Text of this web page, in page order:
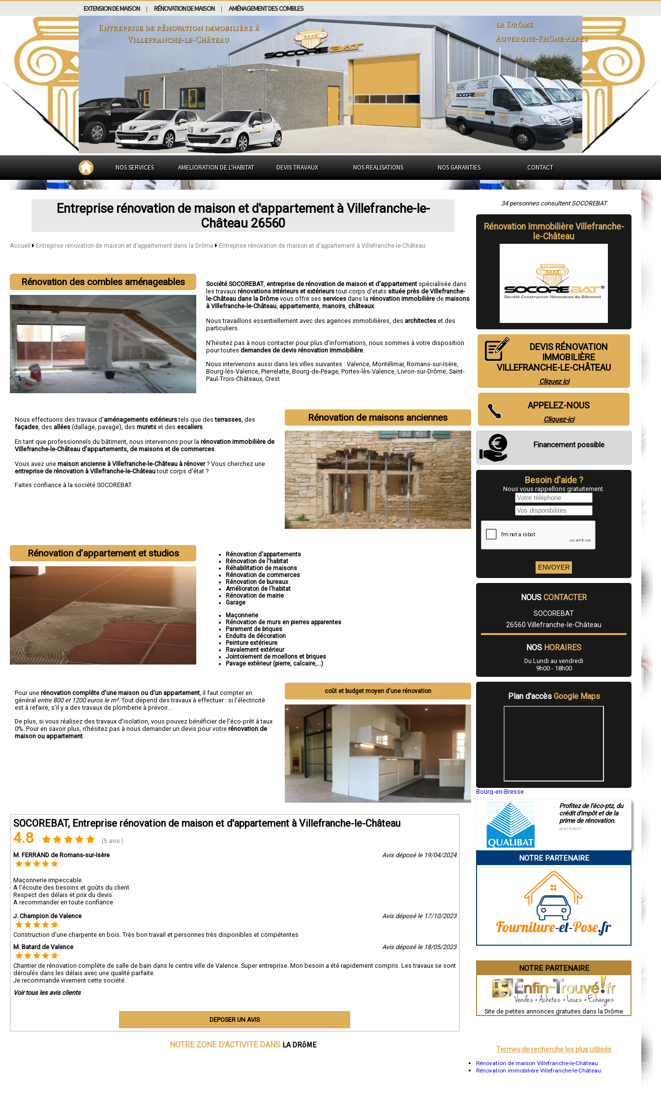
EXTENSION DE MAISON RÉNOVATION DE MAISON AMÉNAGEMENT DES COMBLES
Entreprise de rénovation immobilière à
Villefranche-le-Château
la Drôme
Auvergne-Rhône-Alpes
NOS SERVICES AMELIORATION DE L'HABITAT DEVIS TRAVAUX NOS REALISATIONS NOS GARANTIES CONTACT
Entreprise rénovation de maison et d'appartement à Villefranche-le-
Château 26560
Accueil Entreprise rénovation de maison et d'appartement dans la Drôme Entreprise rénovation de maison et d'appartement à Villefranche-le-Château
Rénovation des combles aménageables Société SOCOREBAT,entreprise de rénovation de maison et d'appartement spécialisée dans
les travauxrénovations intérieurs et extérieurstout corps d'etats située près de Villefranche-
le-Château dans la Drômevous offre ses services dans larénovation immobilière demaisons
à Villefranche-le-Château appartements ,manoirs ,châteaux.
Nous travaillons essentiellement avec des agences immobilières, des architectes et des
particuliers.
N'hésitez pas à nous contacter pour plus d'informations, nous sommes à votre disposition
pour toutesdemandes de devis rénovation immobilière
Nous intervenons aussi dans les villes suivantes :Valence ,Montélimar,Romans-sur-Isère
Bourg-lès-Valence ,Pierrelatte ,Bourg-de-Péage ,Portes-lès-Valence ,Livron-sur-Drôme ,Saint-
Paul-Trois-Châteaux ,Crest
Rénovation de maisons anciennes
Nous effectuons des travaux d'aménagements extérieurstels que desterrasses , des
façades , des allées (dallage, pavage), des murets et des escaliers
En tant que professionnels du bâtiment, nous intervenons pour la rénovation immobilière de
Villefranche-le-Château d'appartements, de maisons et de commerces
Vous avez une maison ancienne à Villefranche-le-Château à rénover? Vous cherchez une
entreprise de rénovation à Villefranche-le-Châteautout corps d'état ?
Faites confiance à la société SOCOREBAT.
Rénovation d’appartement et studios
Rénovation d'appartements
Rénovation de l'habitat
Réhabilitation de maisons
Rénovation de commerces
Rénovation de bureaux
Amélioraton de l'habitat
Rénovation de mairie
Garage
Maçonnerie
Rénovation de murs en pierres apparentes
Parement de briques
Enduits de décoration
Peinture extérieure
Ravalement extérieur
Jointoiement de moellons et briques
Pavage extérieur (pierre, calcaire,...)
coût et budget moyen d'une rénovation
Pour une rénovation complête d'une maison ou d'un appartement , il faut compter en
général entre 800 et 1200 euros le m². Tout dépend des travaux à effectuer : si l'électricité
est à refaire, s'il y a des travaux de plomberie à prévoir...
De plus, si vous réalisez des travaux d'isolation, vous pouvez bénéficier de l'éco-prêt à taux
0%. Pour en savoir plus, n'hésitez pas à nous demander un devis pour votre rénovation de
maison ou appartement
SOCOREBAT, Entreprise rénovation de maison et d'appartement à Villefranche-le-Château
4.8 (5 avis )
M. FERRAND de Romans-sur-Isère Avis déposé le 19/04/2024
Maçonnerie impeccable.
A l'écoute des besoins et goûts du client.
Respect des délais et prix du devis.
A recommander en toute confiance
J. Champion de Valence
Avis déposé le 17/10/2023
Construction d'une charpente en bois. Très bon travail et personnes très disponibles et compétentes
M. Batard de Valence
Avis déposé le 18/05/2023
Chantier de rénovation complète de salle de bain dans le centre ville de Valence. Super entreprise. Mon besoin a été rapidement compris. Les travaux se sont
déroulés dans les délais avec une qualité parfaite.
Je recommande vivement cette société.
Voir tous les avis clients
DEPOSER UN AVIS
NOTRE ZONE D'ACTIVITE DANS LA DRôME
34 personnes consultent SOCOREBAT
Rénovation Immobilière Villefranche-
le-Château
DEVIS RÉNOVATION
IMMOBILIÈRE
VILLEFRANCHE-LE-CHÂTEAU
Cliquez ici
APPELEZ-NOUS
Cliquez-ici
Financement possible
Besoin d'aide ?
Nous vous rappellons gratuitement.
NOUS CONTACTER
SOCOREBAT
26560 Villefranche-le-Château
NOS HORAIRES
Du Lundi au vendredi
9h00 - 18h00
Plan d'accès Google Maps
Bourg-en-Bresse
Montluçon
Manosque
Gap
Charleville-Mézières
Pamiers
Narbonne
Brive-la-Gaillarde
Guéret
Besançon
Évreux
Chartres
Nîmes
Auch
Dole
Mont-de-Marsan
Profitez de l'éco-ptz, du
crédit d'impôt et de la
prime de rénovation.
N°E157671
NOTRE PARTENAIRE
NOTRE PARTENAIRE
Site de petites annonces gratuites dans la Drôme
Termes de recherche les plus utilisés
Rénovation de maison Villefranche-le-Château
Rénovation immobilière Villefranche-le-Château